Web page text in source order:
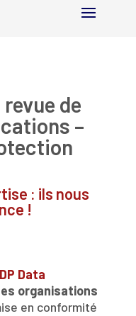
de
–
: ils nous
!
Data
organisations
en conformité